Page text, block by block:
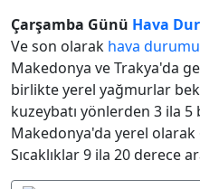
Çarşamba Günü Hava
Ve son olarak hava durumu
Makedonya ve Trakya'da
birlikte yerel yağmurlar
kuzeybatı yönlerden 3 ila 5
Makedonya'da yerel
Sıcaklıklar 9 ila 20 derece